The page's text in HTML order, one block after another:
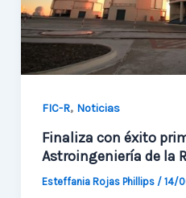
FIC-R, Noticias
Finaliza con éxito
Astroingeniería de la
Esteffania Rojas Phillips / 14/